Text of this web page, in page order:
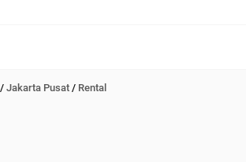
/ Jakarta Pusat / Rental